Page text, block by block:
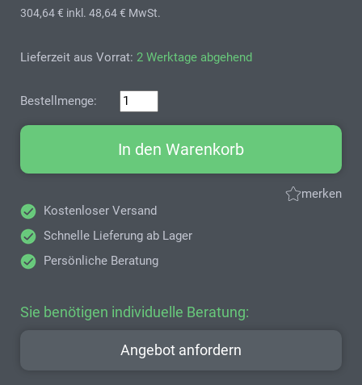
304,64 € inkl. 48,64 € MwSt.
Lieferzeit aus Vorrat: 2 Werktage abgehend
Bestellmenge:
In den Warenkorb
merken
Kostenloser Versand
Schnelle Lieferung ab Lager
Persönliche Beratung
Sie benötigen individuelle Beratung:
Angebot anfordern